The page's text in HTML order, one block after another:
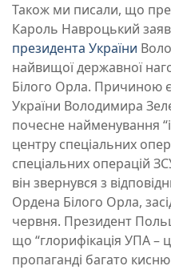
Також ми писали, що
Кароль Навроцький
президента України
найвищої державної
Білого Орла. Причиною
України Володимира
почесне найменування
центру спеціальних
спеціальних операцій
він звернувся з
Ордена Білого Орла,
червня. Президент
що “глорифікація УПА –
пропаганді багато